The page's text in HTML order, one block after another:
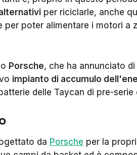
per riciclarle, anche
per poter alimentare i motori a
Porsche, che ha annunciato
impianto di accumulo
delle Taycan di pre-
da Porsche per la